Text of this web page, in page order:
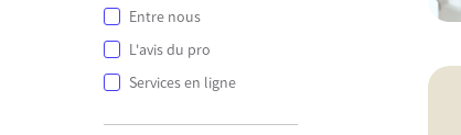
Entre nous
L'avis du pro
Services en ligne